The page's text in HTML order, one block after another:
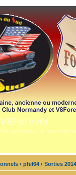
right place", le forum qui
‹ phil64 ‹ Sorties 2014